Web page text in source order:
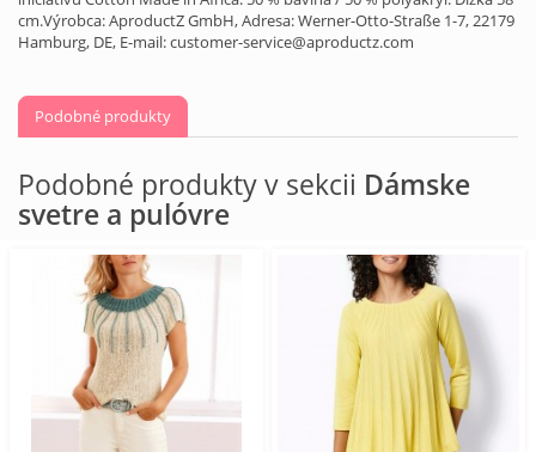
cm.Výrobca: AproductZ GmbH, Adresa: Werner-Otto-Straße 1-7, 22179
Hamburg, DE, E-mail: customer-service@aproductz.com
Podobné produkty
Podobné produkty v sekcii Dámske
svetre a pulóvre